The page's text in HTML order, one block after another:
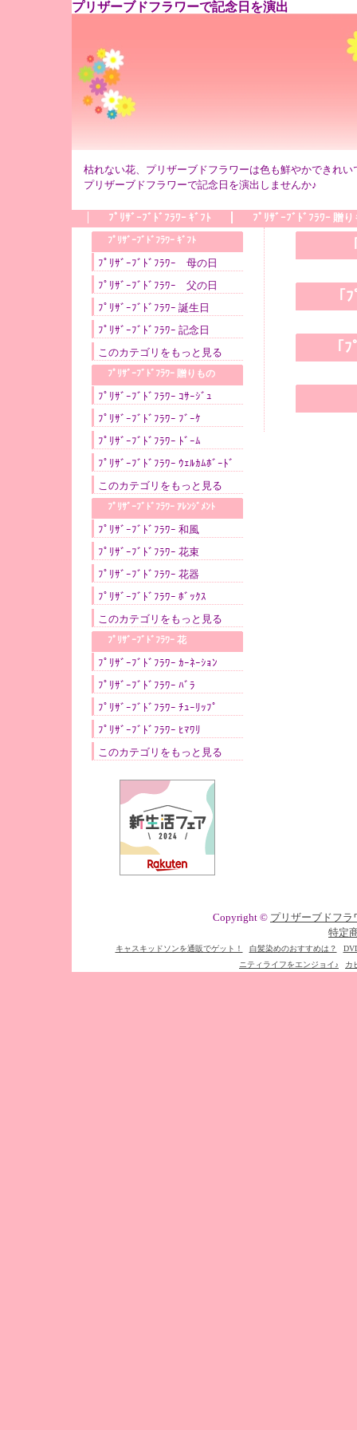
プリザーブドフラワーで記念日を演出
枯れない花、プリザーブドフラワーは色も鮮やかできれい
プリザーブドフラワーで記念日を演出しませんか♪
ﾌﾟﾘｻﾞｰﾌﾞﾄﾞﾌﾗﾜｰ ｷﾞﾌﾄ ﾌﾟﾘｻﾞｰﾌﾞﾄﾞﾌﾗﾜｰ 贈り
「
「
●
ﾌﾟﾘｻﾞｰﾌﾞﾄﾞﾌﾗﾜｰ ｷﾞﾌﾄ
ﾌﾟﾘｻﾞｰﾌﾞﾄﾞﾌﾗﾜｰ 母の日
ﾌﾟﾘｻﾞｰﾌﾞﾄﾞﾌﾗﾜｰ 父の日
ﾌﾟﾘｻﾞｰﾌﾞﾄﾞﾌﾗﾜｰ 誕生日
ﾌﾟﾘｻﾞｰﾌﾞﾄﾞﾌﾗﾜｰ 記念日
このカテゴリをもっと見る
●
ﾌﾟﾘｻﾞｰﾌﾞﾄﾞﾌﾗﾜｰ 贈りもの
ﾌﾟﾘｻﾞｰﾌﾞﾄﾞﾌﾗﾜｰ ｺｻｰｼﾞｭ
ﾌﾟﾘｻﾞｰﾌﾞﾄﾞﾌﾗﾜｰ ﾌﾞｰｹ
ﾌﾟﾘｻﾞｰﾌﾞﾄﾞﾌﾗﾜｰ ﾄﾞｰﾑ
ﾌﾟﾘｻﾞｰﾌﾞﾄﾞﾌﾗﾜｰ ｳｪﾙｶﾑﾎﾞｰﾄﾞ
このカテゴリをもっと見る
●
ﾌﾟﾘｻﾞｰﾌﾞﾄﾞﾌﾗﾜｰ ｱﾚﾝｼﾞﾒﾝﾄ
ﾌﾟﾘｻﾞｰﾌﾞﾄﾞﾌﾗﾜｰ 和風
ﾌﾟﾘｻﾞｰﾌﾞﾄﾞﾌﾗﾜｰ 花束
ﾌﾟﾘｻﾞｰﾌﾞﾄﾞﾌﾗﾜｰ 花器
ﾌﾟﾘｻﾞｰﾌﾞﾄﾞﾌﾗﾜｰ ﾎﾞｯｸｽ
このカテゴリをもっと見る
●
ﾌﾟﾘｻﾞｰﾌﾞﾄﾞﾌﾗﾜｰ 花
ﾌﾟﾘｻﾞｰﾌﾞﾄﾞﾌﾗﾜｰ ｶｰﾈｰｼｮﾝ
ﾌﾟﾘｻﾞｰﾌﾞﾄﾞﾌﾗﾜｰ ﾊﾞﾗ
ﾌﾟﾘｻﾞｰﾌﾞﾄﾞﾌﾗﾜｰ ﾁｭｰﾘｯﾌﾟ
ﾌﾟﾘｻﾞｰﾌﾞﾄﾞﾌﾗﾜｰ ﾋﾏﾜﾘ
このカテゴリをもっと見る
Copyright © プリザーブドフ
特定
キャスキッドソンを通販でゲット！ 白髪染めのおすすめは？
ニティライフをエンジョイ♪
カ